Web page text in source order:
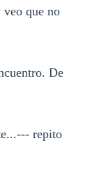
que no
De
repito